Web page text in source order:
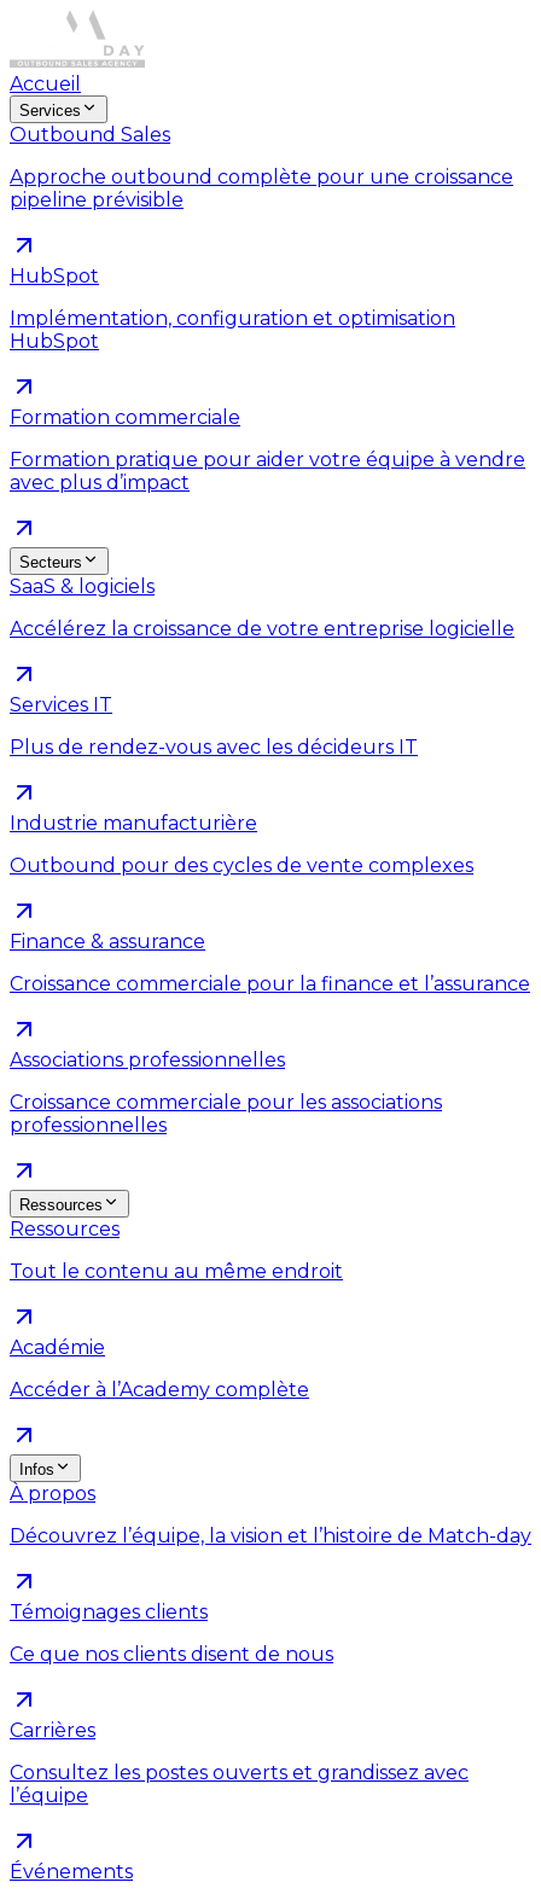
Accueil
Services
Outbound Sales
Approche outbound complète pour une croissance
pipeline prévisible
HubSpot
Implémentation, configuration et optimisation
HubSpot
Formation commerciale
Formation pratique pour aider votre équipe à vendre
avec plus d’impact
Secteurs
SaaS & logiciels
Accélérez la croissance de votre entreprise logicielle
Services IT
Plus de rendez-vous avec les décideurs IT
Industrie manufacturière
Outbound pour des cycles de vente complexes
Finance & assurance
Croissance commerciale pour la finance et l’assurance
Associations professionnelles
Croissance commerciale pour les associations
professionnelles
Ressources
Ressources
Tout le contenu au même endroit
Académie
Accéder à l’Academy complète
Infos
À propos
Découvrez l’équipe, la vision et l’histoire de Match-day
Témoignages clients
Ce que nos clients disent de nous
Carrières
Consultez les postes ouverts et grandissez avec
l’équipe
Événements